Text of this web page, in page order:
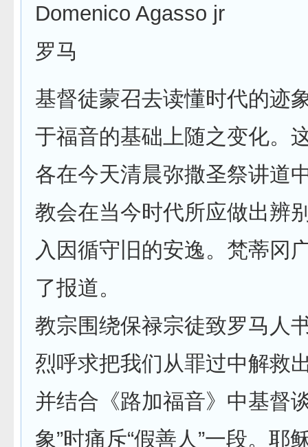
Domenico Agasso jr
罗马
基督徒蒙召去读懂时代的迹
于福音的基础上随之变化。
各在今天清晨弥撒圣祭讲道
教会在当今时代所应做出辨
入因循守旧的安逸。梵蒂冈
了报道。
教宗围绕保禄宗徒致罗马人
烈呼求把我们从罪过中解救
并结合《路加福音》中基督
象”时痛斥“假善人”一段。耶